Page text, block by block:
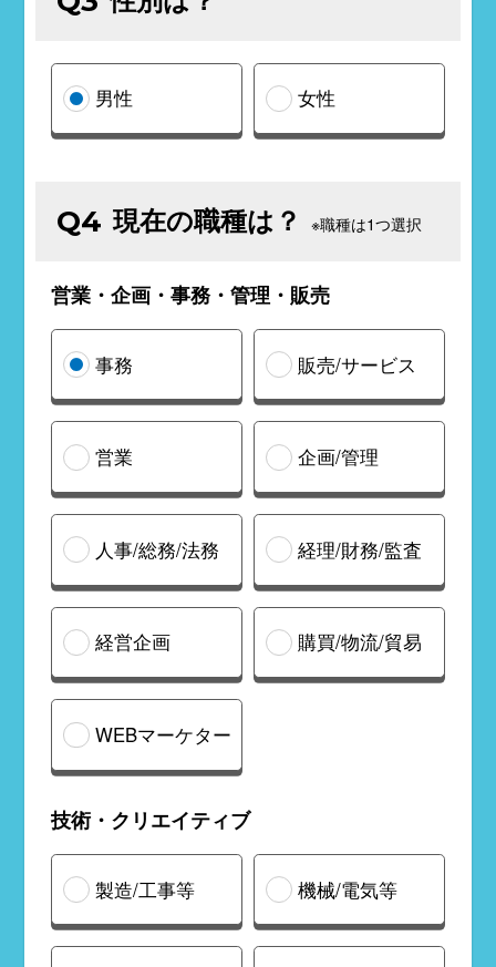
男性 女性
Q4 現在の職種は？ ※職種は1つ選択
営業・企画・事務・管理・販売
事務 販売/サービス
営業 企画/管理
人事/総務/法務 経理/財務/監査
経営企画 購買/物流/貿易
WEBマーケター
技術・クリエイティブ
製造/工事等 機械/電気等